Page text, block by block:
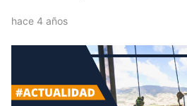
hace 4 años